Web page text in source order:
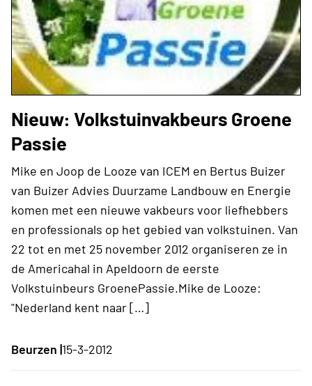
Nieuw: Volkstuinvakbeurs Groene
Passie
Mike en Joop de Looze van ICEM en Bertus Buizer
van Buizer Advies Duurzame Landbouw en Energie
komen met een nieuwe vakbeurs voor liefhebbers
en professionals op het gebied van volkstuinen. Van
22 tot en met 25 november 2012 organiseren ze in
de Americahal in Apeldoorn de eerste
Volkstuinbeurs GroenePassie.Mike de Looze:
"Nederland kent naar […]
Beurzen |15-3-2012